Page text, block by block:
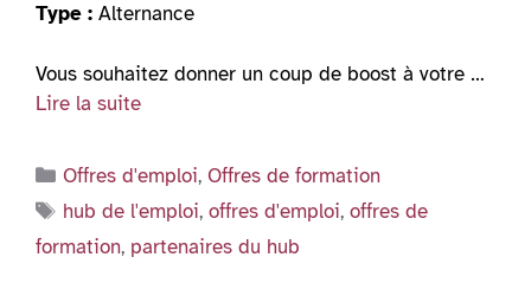
Type : Alternance
Vous souhaitez donner un coup de boost à votre …
Lire la suite
Catégories
Offres d'emploi, Offres de formation
Étiquettes
hub de l'emploi,offres d'emploi,offres de
formation, partenaires du hub